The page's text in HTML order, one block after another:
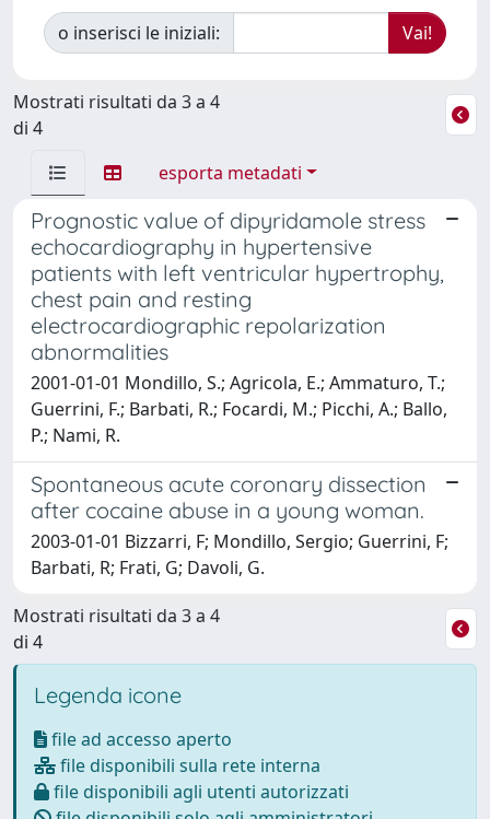
o inserisci le iniziali:
Mostrati risultati da 3 a 4
di 4
esporta metadati
Prognostic value of dipyridamole stress
echocardiography in hypertensive
patients with left ventricular hypertrophy,
chest pain and resting
electrocardiographic repolarization
abnormalities
2001-01-01 Mondillo, S.; Agricola, E.; Ammaturo, T.;
Guerrini, F.; Barbati, R.; Focardi, M.; Picchi, A.; Ballo,
P.; Nami, R.
Spontaneous acute coronary dissection
after cocaine abuse in a young woman.
2003-01-01 Bizzarri, F; Mondillo, Sergio; Guerrini, F;
Barbati, R; Frati, G; Davoli, G.
Mostrati risultati da 3 a 4
di 4
Legenda icone
file ad accesso aperto
file disponibili sulla rete interna
file disponibili agli utenti autorizzati